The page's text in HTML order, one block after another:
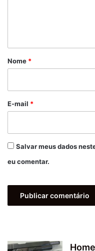
r
*
Nome *
E-mail *
Salvar meus dados
eu comentar.